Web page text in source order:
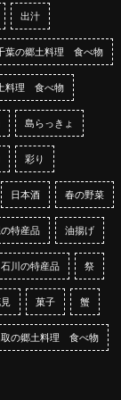
出汁
葉の郷土料理 食べ物
料理 食べ物
島らっきょ
彩り
日本酒 春の野菜
特産品 油揚げ
石川の特産品 祭
菓子 蟹
取の郷土料理 食べ物